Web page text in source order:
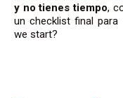
y no tienes tiempo,
un checklist final para
we start?